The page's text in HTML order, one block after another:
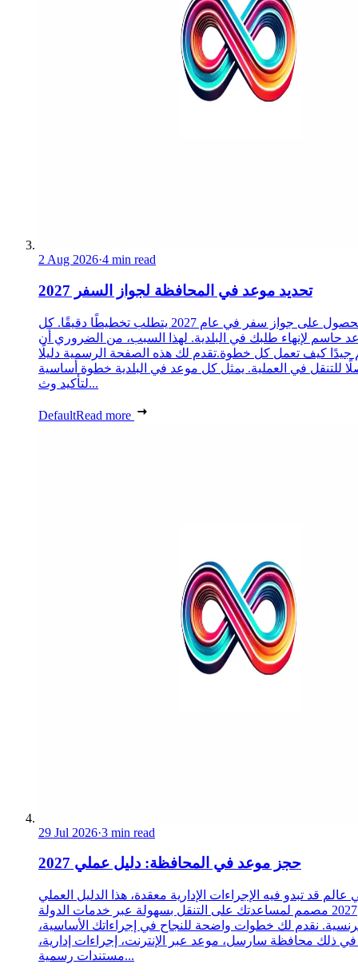
2 Aug 2026·4 min read
تحديد موعد في المحافظة لجواز السفر 2027
الحصول على جواز سفر في عام 2027 يتطلب تخطيطًا دقيقًا. كل
حاسم لإنهاء طلبك في البلدية. لهذا السبب، من الضروري أن
جيدًا كيف تعمل كل خطوة.تقدم لك هذه الصفحة الرسمية دليلًا
للتنقل في العملية. يمثل كل موعد في البلدية خطوة أساسية
لتأكيد وث...
DefaultRead more
29 Jul 2026·3 min read
حجز موعد في المحافظة: دليل عملي 2027
عالم قد تبدو فيه الإجراءات الإدارية معقدة، هذا الدليل العملي
2027 مصمم لمساعدتك على التنقل بسهولة عبر خدمات الدولة
نقدم لك خطوات واضحة للنجاح في إجراءاتك الأساسية،
في ذلك محافظة سارسل، موعد عبر الإنترنت، إجراءات إدارية،
مستندات رسمية...